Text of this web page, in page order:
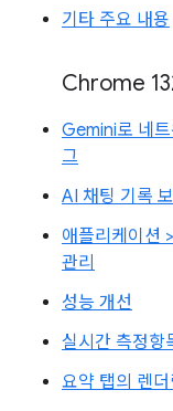
기타 주요 내용
Chrome
Gemini로 네
그
AI 채팅 기록 보
애플리케이션
관리
성능 개선
실시간 측정항
요약 탭의 렌